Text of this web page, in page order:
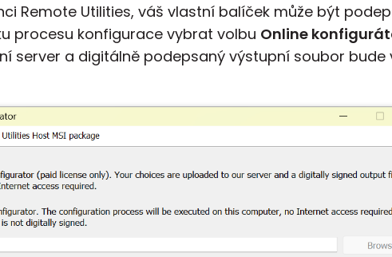
Remote Utilities, váš vlastní balíček může být
procesu konfigurace vybrat volbu Online
server a digitálně podepsaný výstupní soubor bude